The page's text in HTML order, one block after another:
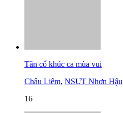
Tân cổ khúc ca mùa vui
Châu Liêm, NSƯT Nhơn Hậu
16